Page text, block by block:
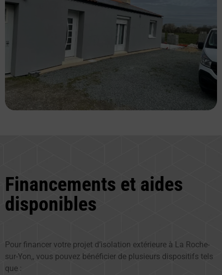
Financements et aides
disponibles
Pour financer votre projet d’isolation extérieure à La Roche-
sur-Yon,, vous pouvez bénéficier de plusieurs dispositifs tels
que :